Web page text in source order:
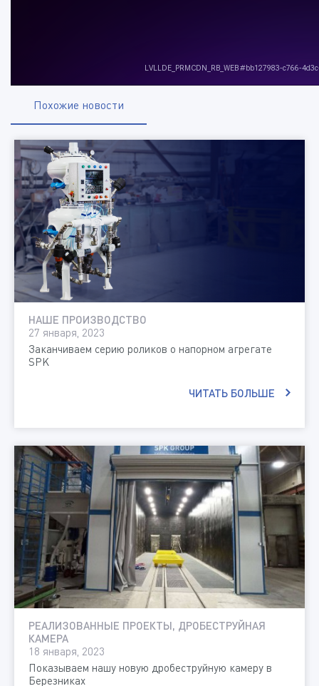
Похожие новости
НАШЕ ПРОИЗВОДСТВО
27 января, 2023
Заканчиваем серию роликов о напорном агрегате
SPK
ЧИТАТЬ БОЛЬШЕ
РЕАЛИЗОВАННЫЕ ПРОЕКТЫ, ДРОБЕСТРУЙНАЯ
КАМЕРА
18 января, 2023
Показываем нашу новую дробеструйную камеру в
Березниках